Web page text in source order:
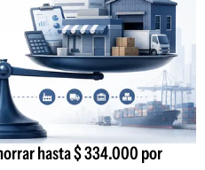
hasta $ 334.000 por